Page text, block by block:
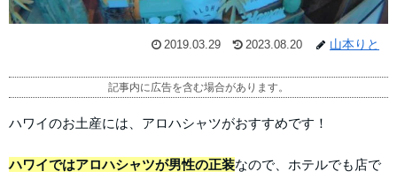
2019.03.29 2023.08.20 山本りと
記事内に広告を含む場合があります。
ハワイのお土産には、アロハシャツがおすすめです！
ハワイではアロハシャツが男性の正装なので、ホテルでも店で